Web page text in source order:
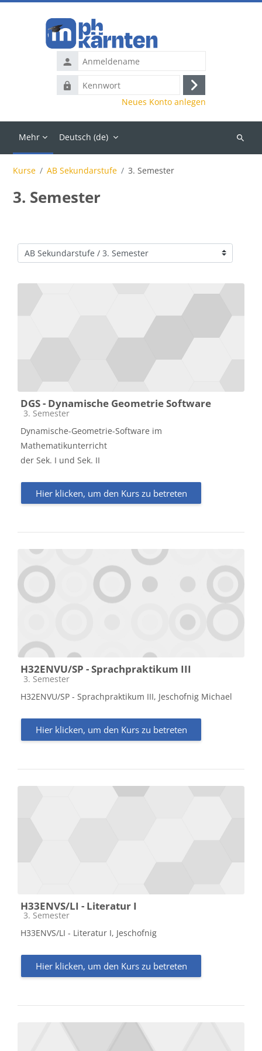
Anmeldename
Kennwort
Anmelden
Neues Konto anlegen
Mehr Deutsch ‎(de)‎
Kurse
Kurse AB Sekundarstufe 3. Semester
3. Semester
Kursbereiche
DGS - Dynamische Geometrie Software
Kursbereich
3. Semester
Dynamische-Geometrie-Software im
Mathematikunterricht
der Sek. I und Sek. II
Hier klicken, um den Kurs zu betreten
H32ENVU/SP - Sprachpraktikum III
Kursbereich
3. Semester
H32ENVU/SP - Sprachpraktikum III, Jeschofnig Michael
Hier klicken, um den Kurs zu betreten
H33ENVS/LI - Literatur I
Kursbereich
3. Semester
H33ENVS/LI - Literatur I, Jeschofnig
Hier klicken, um den Kurs zu betreten